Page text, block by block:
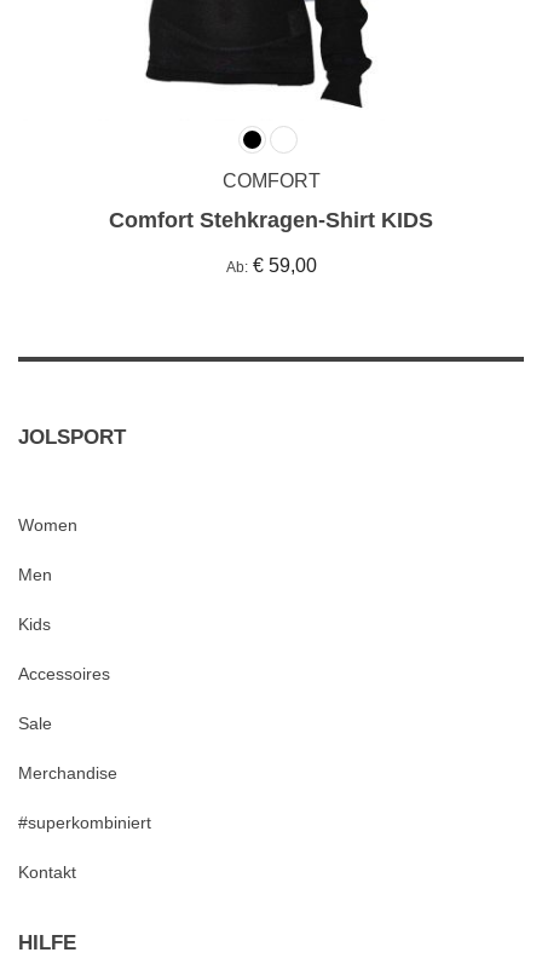
COMFORT
Comfort Stehkragen-Shirt KIDS
Ab € 59,00
JOLSPORT
Women
Men
Kids
Accessoires
Sale
Merchandise
#superkombiniert
Kontakt
HILFE